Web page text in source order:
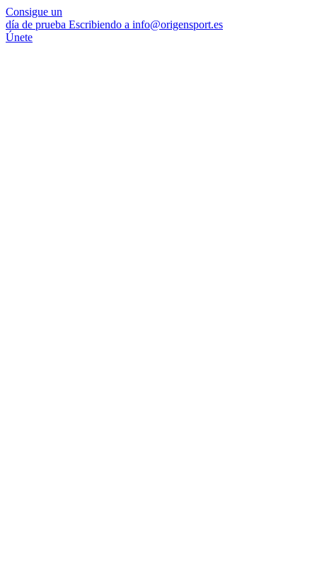
Consigue un
día de prueba Escribiendo a info@origensport.es
Únete